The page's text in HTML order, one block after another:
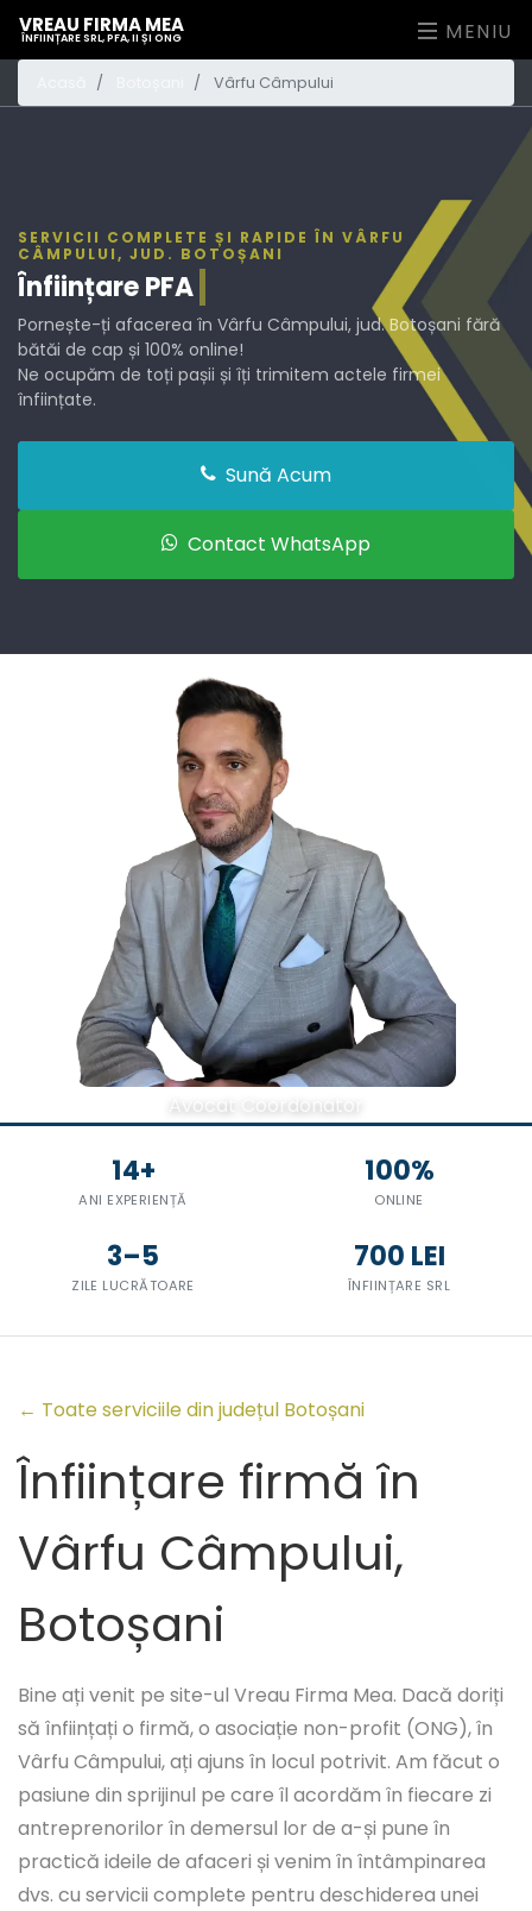
VREAU FIRMA MEA
ÎNFIINȚARE SRL, PFA, II ȘI ONG MENIU
Vârfu Câmpului
SERVICII COMPLETE ȘI RAPIDE ÎN VÂRFU
CÂMPULUI, JUD. BOTOȘANI
ÎnființarePFA
Pornește-ți afacerea în Vârfu Câmpului, jud. Botoșani fără
bătăi de cap și 100% online!
Ne ocupăm de toți pașii și îți trimitem actele firmei
înființate.
Sună Acum
Contact WhatsApp
Avocat Coordonator
14+
ANI EXPERIENȚĂ
100%
ONLINE
3–5
ZILE LUCRĂTOARE
700 LEI
ÎNFIINȚARE SRL
← Toate serviciile din județul Botoșani
Înființare firmă în
Vârfu Câmpului,
Botoșani
Bine ați venit pe site-ul Vreau Firma Mea. Dacă doriți
să înființați o firmă, o asociație non-profit (ONG), în
Vârfu Câmpului, ați ajuns în locul potrivit. Am făcut o
pasiune din sprijinul pe care îl acordăm în fiecare zi
antreprenorilor în demersul lor de a-și pune în
practică ideile de afaceri și venim în întâmpinarea
dvs. cu servicii complete pentru deschiderea unei